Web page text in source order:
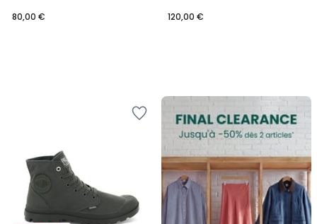
80,00 €
120,00 €
FINAL
CLEARANCE